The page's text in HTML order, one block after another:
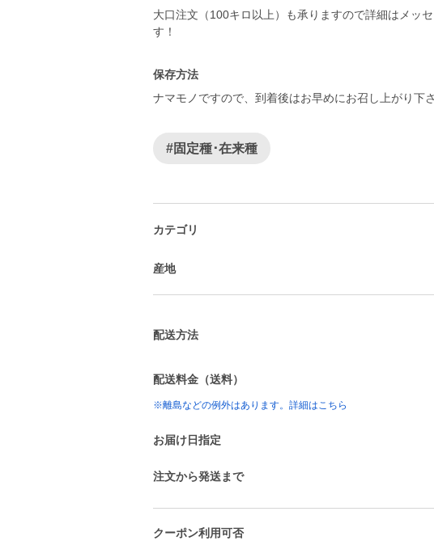
大口注文（100キロ以上）も承りますので詳細はメッ
保存方法
ナマモノですので、到着後はお早めにお召し上がり下
#固定種･在来種
カテゴリ
産地
配送方法
配送料金（送料）
※離島などの例外はあります。詳細はこちら
お届け日指定
注文から発送まで
クーポン利用可否